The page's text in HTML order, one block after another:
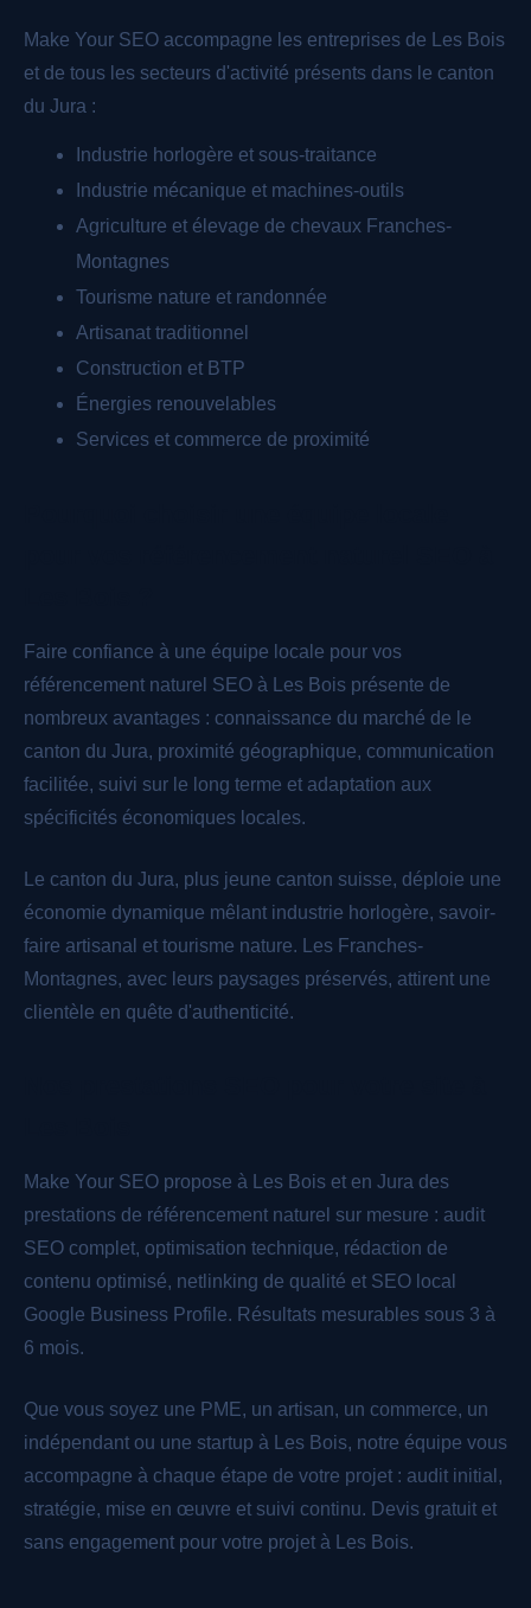
Make Your SEO accompagne les entreprises de Les Bois
et de tous les secteurs d'activité présents dans le canton
du Jura :
Industrie horlogère et sous-traitance
Industrie mécanique et machines-outils
Agriculture et élevage de chevaux Franches-
Montagnes
Tourisme nature et randonnée
Artisanat traditionnel
Construction et BTP
Énergies renouvelables
Services et commerce de proximité
Faire confiance à une équipe locale pour vos
référencement naturel SEO à Les Bois présente de
nombreux avantages : connaissance du marché de le
canton du Jura, proximité géographique, communication
facilitée, suivi sur le long terme et adaptation aux
spécificités économiques locales.
Le canton du Jura, plus jeune canton suisse, déploie une
économie dynamique mêlant industrie horlogère, savoir-
faire artisanal et tourisme nature. Les Franches-
Montagnes, avec leurs paysages préservés, attirent une
clientèle en quête d'authenticité.
Make Your SEO propose à Les Bois et en Jura des
prestations de référencement naturel sur mesure : audit
SEO complet, optimisation technique, rédaction de
contenu optimisé, netlinking de qualité et SEO local
Google Business Profile. Résultats mesurables sous 3 à
6 mois.
Que vous soyez une PME, un artisan, un commerce, un
indépendant ou une startup à Les Bois, notre équipe vous
accompagne à chaque étape de votre projet : audit initial,
stratégie, mise en œuvre et suivi continu. Devis gratuit et
sans engagement pour votre projet à Les Bois.